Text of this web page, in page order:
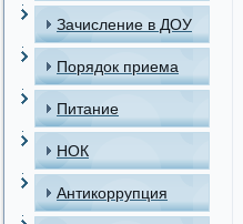
Зачисление в ДОУ
Порядок приема
детей в МАДОУ
Питание
НОК
Антикоррупция